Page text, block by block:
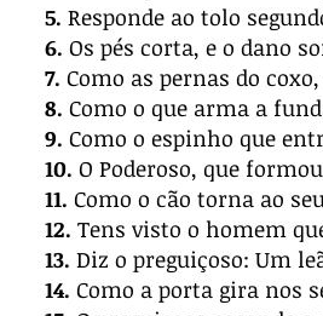
5. Responde ao tolo
6. Os pés corta, e o dano
7. Como as pernas do
8. Como o que arma a
9. Como o espinho que
10. O Poderoso, que
11. Como o cão torna ao
12. Tens visto o homem
13. Diz o preguiçoso: Um
14. Como a porta gira nos